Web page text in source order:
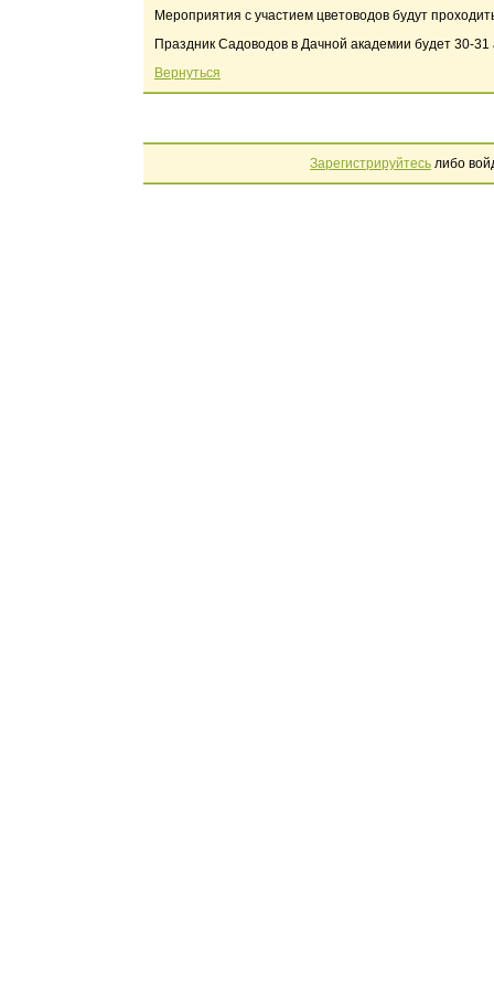
Мероприятия с участием цветоводов будут
Праздник Садоводов в Дачной академии будет 30-31
Вернуться
Зарегистрируйтесь либо